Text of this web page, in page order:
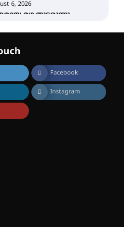
6, 2026
മഴ തുടരുന്നു –
അവധി
7, 2026
യൂണിവേഴ്‌സിറ്റിയിൽ
ഇംഗ്ളീഷ്
ഡോക്ടറേറ്റ്
എൻ. ആര്യ
7, 2026
ചിത്രം ” ദി
Facebook
Instagram